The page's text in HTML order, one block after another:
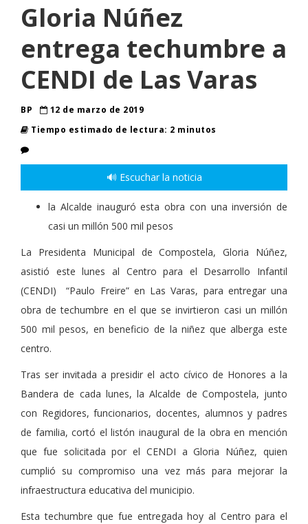
Gloria Núñez
entrega techumbre a
CENDI de Las Varas
BP
12 de marzo de 2019
Tiempo estimado de lectura: 2 minutos
🔊 Escuchar la noticia
la Alcalde inauguró esta obra con una inversión de
casi un millón 500 mil pesos
La Presidenta Municipal de Compostela, Gloria Núñez,
asistió este lunes al Centro para el Desarrollo Infantil
(CENDI) “Paulo Freire” en Las Varas, para entregar una
obra de techumbre en el que se invirtieron casi un millón
500 mil pesos, en beneficio de la niñez que alberga este
centro.
Tras ser invitada a presidir el acto cívico de Honores a la
Bandera de cada lunes, la Alcalde de Compostela, junto
con Regidores, funcionarios, docentes, alumnos y padres
de familia, cortó el listón inaugural de la obra en mención
que fue solicitada por el CENDI a Gloria Núñez, quien
cumplió su compromiso una vez más para mejorar la
infraestructura educativa del municipio.
Esta techumbre que fue entregada hoy al Centro para el